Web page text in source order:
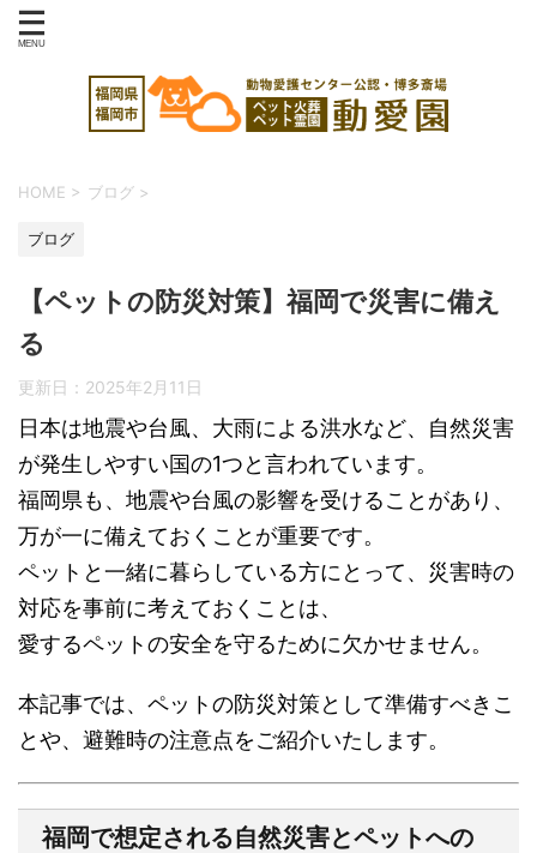
HOME > ブログ >
ブログ
【ペットの防災対策】福岡で災害に備え
る
更新日： 2025年2月11日
日本は地震や台風、大雨による洪水など、自然災害
が発生しやすい国の1つと言われています。
福岡県も、地震や台風の影響を受けることがあり、
万が一に備えておくことが重要です。
ペットと一緒に暮らしている方にとって、災害時の
対応を事前に考えておくことは、
愛するペットの安全を守るために欠かせません。
本記事では、ペットの防災対策として準備すべきこ
とや、避難時の注意点をご紹介いたします。
福岡で想定される自然災害とペットへの